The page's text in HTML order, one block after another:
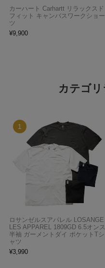
カーハート Carhartt リラックスド
フィット キャンバスワークショー
ツ
¥9,900
カテゴ
ロサンゼルスアパレル LOSANGE
LES APPAREL 1809GD 6.5オンス
半袖 ガーメントダイ ポケットTシ
ャツ
¥3,990